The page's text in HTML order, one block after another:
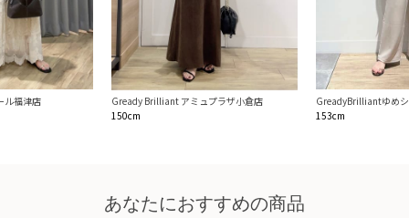
ル福津店
Gready Brilliant アミュプラザ小倉店
150cm
GreadyBrilliantゆめ
153cm
あなたにおすすめの商品